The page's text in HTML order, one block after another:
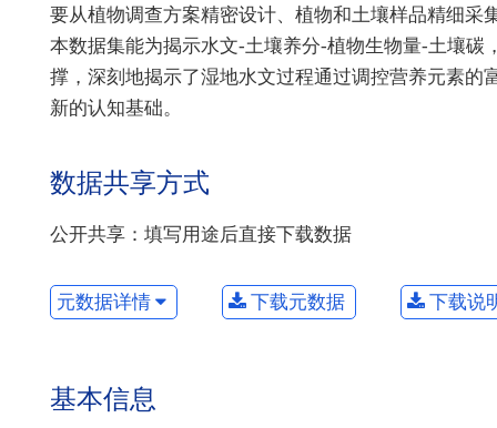
要从植物调查方案精密设计、植物和土壤样品精细
本数据集能为揭示水文-土壤养分-植物生物量-土壤
撑，深刻地揭示了湿地水文过程通过调控营养元素
新的认知基础。
数据共享方式
公开共享：填写用途后直接下载数据
元数据详情 下载元数据 下载说
基本信息